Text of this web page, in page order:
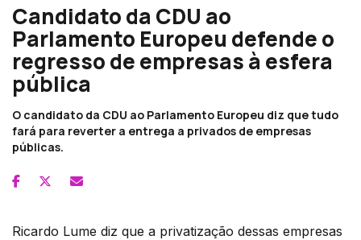
Candidato da CDU ao
Parlamento Europeu defende o
regresso de empresas à esfera
pública
O candidato da CDU ao Parlamento Europeu diz que tudo
fará para reverter a entrega a privados de empresas
públicas.
Ricardo Lume diz que a privatização dessas empresas